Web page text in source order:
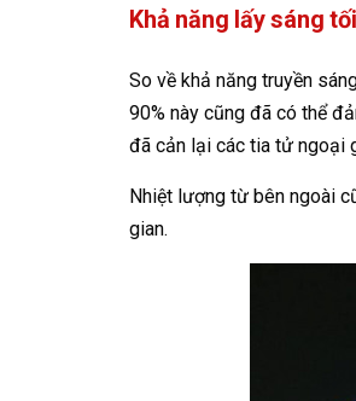
Khả năng lấy sáng
So về khả năng truyền
90% này cũng đã có thể
đã cản lại các tia tử ngoại
Nhiệt lượng từ bên ngoài
gian.